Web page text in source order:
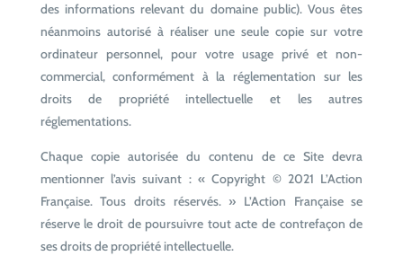
des informations relevant du domaine public). Vous êtes
néanmoins autorisé à réaliser une seule copie sur votre
ordinateur personnel, pour votre usage privé et non-
commercial, conformément à la réglementation sur les
droits de propriété intellectuelle et les autres
réglementations.
Chaque copie autorisée du contenu de ce Site devra
mentionner l’avis suivant : « Copyright © 2021 L’Action
Française. Tous droits réservés. » L’Action Française se
réserve le droit de poursuivre tout acte de contrefaçon de
ses droits de propriété intellectuelle.